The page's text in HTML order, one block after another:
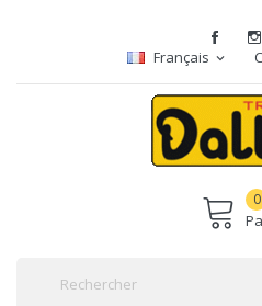
Français expand_more
0